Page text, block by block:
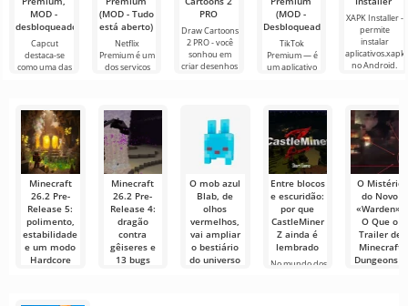
MOD -
desbloqueado)
Capcut
destaca-se
como uma das
para edição de
vídeo,
garantindo um
(MOD - Tudo
está aberto)
Netflix
Premium é um
dos serviços
programas de
TV em
PRO
Draw Cartoons
2 PRO - você
sonhou em
criar desenhos
(MOD -
Desbloqueado)
TikTok
Premium — é
um aplicativo
outros
usuários ou
encontrar
XAPK Installer -
permite
instalar
aplicativos.xapk
no Android.
Minecraft
26.2 Pre-
Release 5:
polimento,
estabilidade
e um modo
Hardcore
Minecraft
26.2 Pre-
Release 4:
dragão
contra
gêiseres e
13 bugs
O mob azul
Blab, de
olhos
vermelhos,
vai ampliar
o bestiário
do universo
Entre blocos
e escuridão:
por que
CastleMiner
Z ainda é
lembrado
No mundo dos
O Mistério
do Novo
«Warden»:
O Que o
Trailer de
Minecraft
Dungeons 2